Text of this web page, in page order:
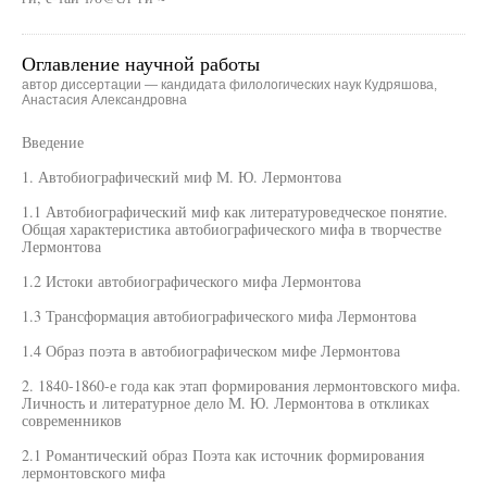
Оглавление научной работы
автор диссертации — кандидата филологических наук Кудряшова,
Анастасия Александровна
Введение
1. Автобиографический миф М. Ю. Лермонтова
1.1 Автобиографический миф как литературоведческое понятие.
Общая характеристика автобиографического мифа в творчестве
Лермонтова
1.2 Истоки автобиографического мифа Лермонтова
1.3 Трансформация автобиографического мифа Лермонтова
1.4 Образ поэта в автобиографическом мифе Лермонтова
2. 1840-1860-е года как этап формирования лермонтовского мифа.
Личность и литературное дело М. Ю. Лермонтова в откликах
современников
2.1 Романтический образ Поэта как источник формирования
лермонтовского мифа